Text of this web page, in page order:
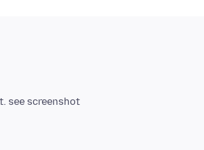
see screenshot